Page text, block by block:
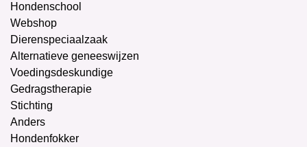
Hondenschool
Webshop
Dierenspeciaalzaak
Alternatieve geneeswijzen
Voedingsdeskundige
Gedragstherapie
Stichting
Anders
Hondenfokker